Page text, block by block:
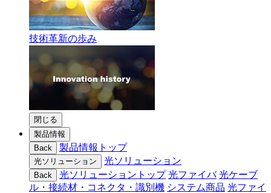
技術革新の歩み
閉じる
製品情報
Back
製品情報トップ
光ソリューション 光ソリューション
Back 光ソリューショントップ 光ファイバ 光ケーブ
ル・接続材・コネクタ・識別機 システム商品 光ファイ